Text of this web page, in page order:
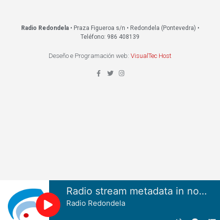
Radio Redondela• Praza Figueroa s/n • Redondela (Pontevedra) •
Teléfono: 986 408139
Deseño e Programación web: VisualTec Host
Radio stream metadata in not available.
Radio Redondela